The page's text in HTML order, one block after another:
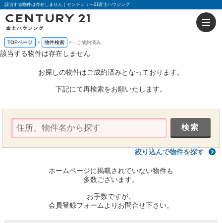
該当する物件は存在しません｜センチュリー21富士ハウジング
TOPページ 物件検索 - ご成約済み
該当する物件は存在しません
お探しの物件はご成約済みとなっております。
下記にて再検索をお願いたします。
絞り込んで物件を探す
ホームページに掲載されていない物件も
多数ございます。
お手数ですが、
会員登録フォームよりお問合せ下さい。